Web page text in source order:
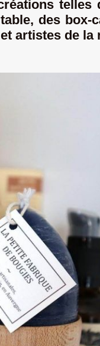
telles
des box-
artistes de la